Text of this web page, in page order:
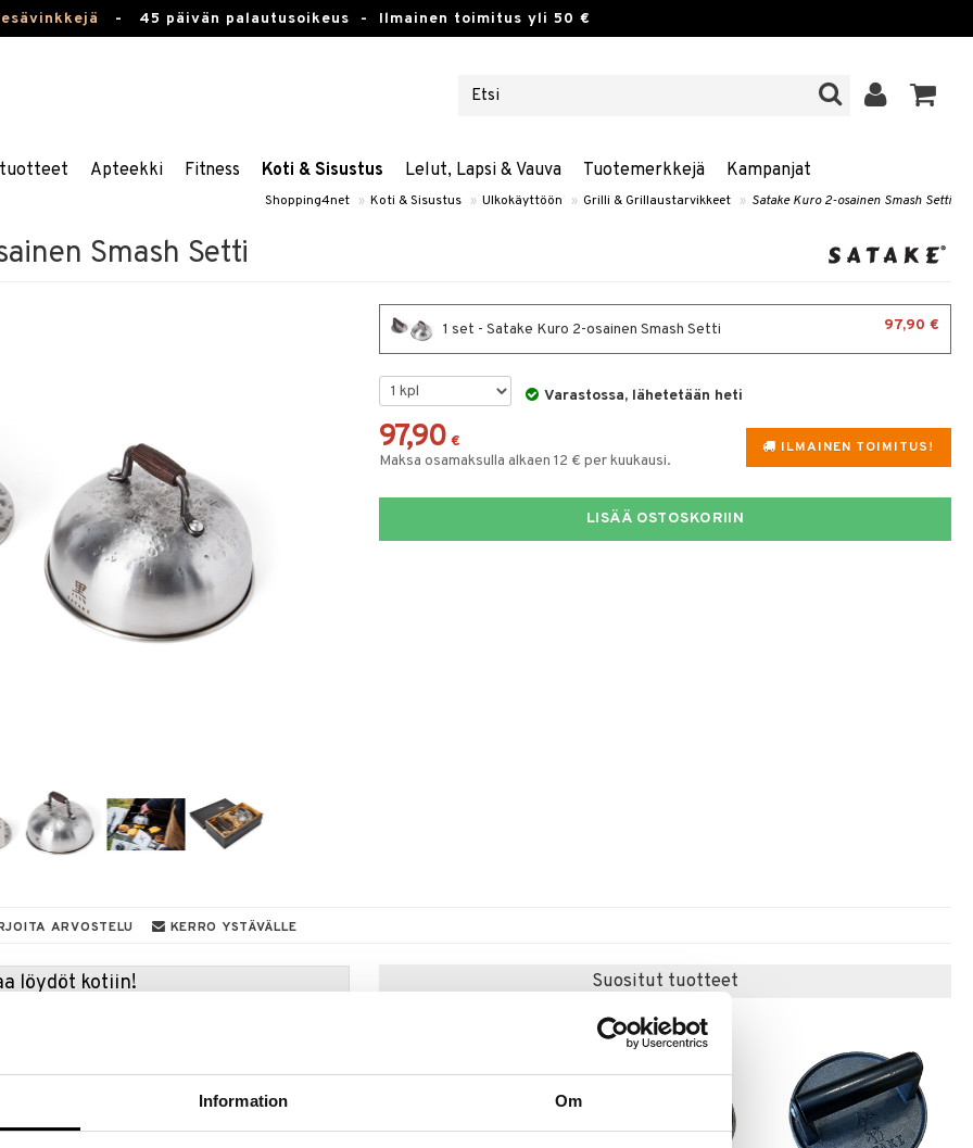
Information Om
- 45 päivän palautusoikeus - Ilmainen toimitus yli 50 €
Apteekki Fitness Koti & Sisustus Lelut, Lapsi & Vauva Tuotemerkkejä Kampanjat
Shopping4net » Koti & Sisustus » Ulkokäyttöön » Grilli & Grillaustarvikkeet » Satake Kuro 2-osainen Smash Setti
Smash Setti
1 set - Satake Kuro 2-osainen Smash Setti 97,90 €
Varastossa, lähetetään heti
ILMAINEN TOIMITUS!
97,90 €
Maksa osamaksulla alkaen 12 € per kuukausi.
LISÄÄ OSTOSKORIIN
ARVOSTELU KERRO YSTÄVÄLLE
löydöt kotiin!
voivat päästä loppumaan!
ale-löydöt »
Suositut tuotteet